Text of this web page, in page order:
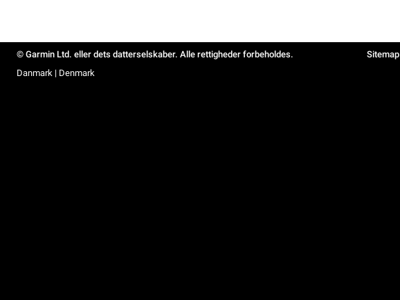
© Garmin Ltd. eller dets datterselskaber. Alle rettigheder forbeholdes. Sitemap
Danmark | Denmark